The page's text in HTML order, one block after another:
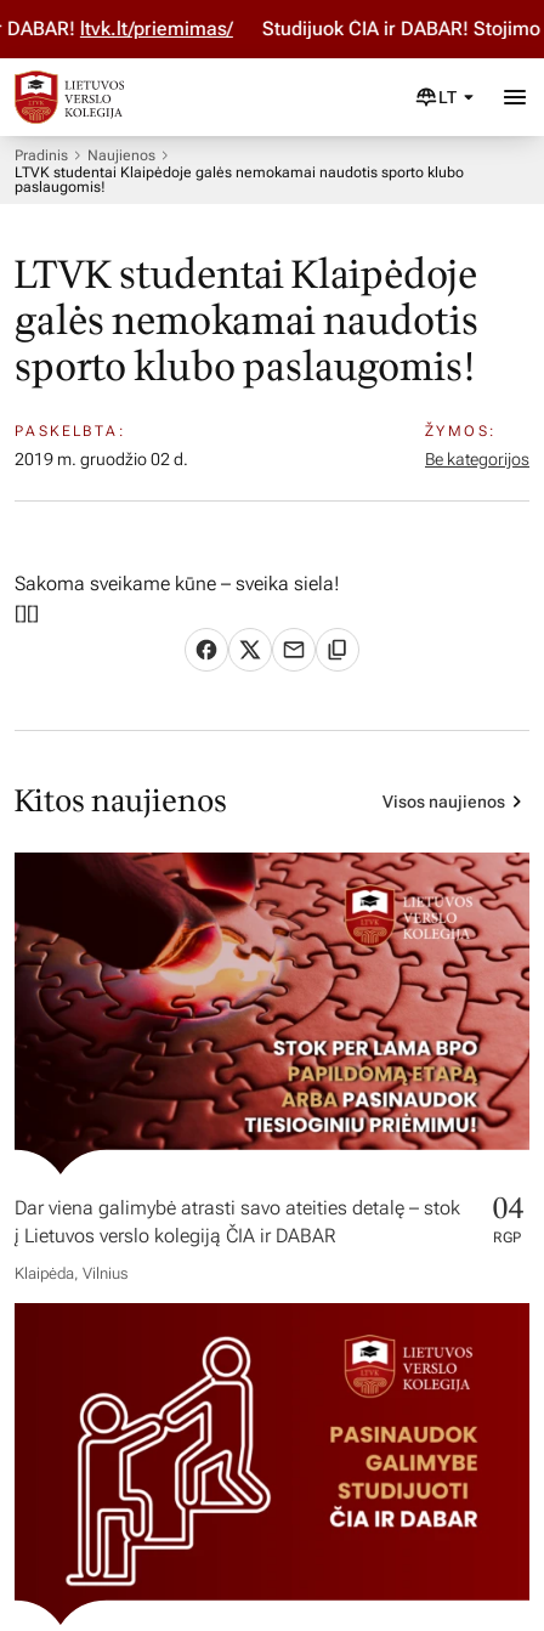
ltvk.lt/priemimas/ Studijuok ČIA ir DABAR! Stojimo
LT
Pradinis
Naujienos
LTVK studentai Klaipėdoje galės nemokamai naudotis sporto klubo
paslaugomis!
LTVK studentai Klaipėdoje
galės nemokamai naudotis
sporto klubo paslaugomis!
PASKELBTA:
2019 m. gruodžio 02 d.
ŽYMOS:
Be kategorijos
Sakoma sveikame kūne – sveika siela!
[][]
Kitos naujienos Visos naujienos
Dar viena galimybė atrasti savo ateities detalę – stok
į Lietuvos verslo kolegiją ČIA ir DABAR
04
RGP
Klaipėda, Vilnius